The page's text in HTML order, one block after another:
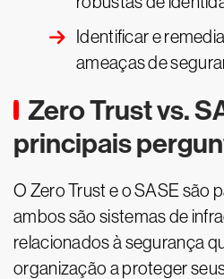
Identificar e
ameaças de
Zero Trust vs.
principais
O Zero Trust e o SASE são
ambos são sistemas de
relacionados à segurança
organização a proteger